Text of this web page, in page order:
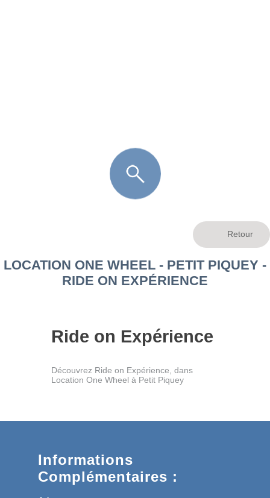
LOCATION ONE WHEEL - PETIT PIQUEY -
RIDE ON EXPÉRIENCE
Ride on Expérience
Découvrez Ride on Expérience, dans
Location One Wheel à Petit Piquey
Informations
Complémentaires :